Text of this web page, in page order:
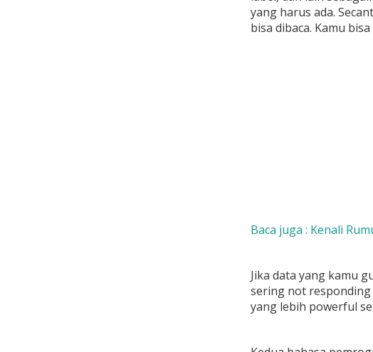
yang harus ada.
bisa dibaca. Kamu
Baca juga : Kenali
Jika data yang kamu
sering not responding
yang lebih powerful